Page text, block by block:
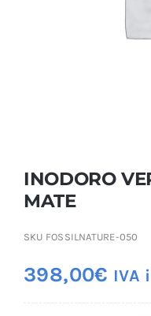
INODORO
MATE
SKU FOSSILNATURE-050
398,00€ IVA